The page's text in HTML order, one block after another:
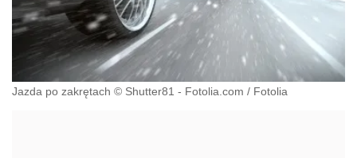
Jazda po zakrętach © Shutter81 - Fotolia.com / Fotolia